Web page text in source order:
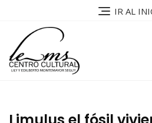
IR AL